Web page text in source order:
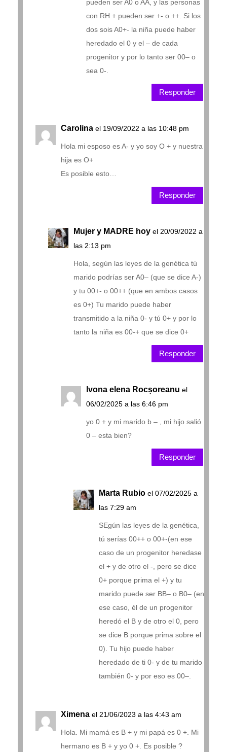
pueden ser A0 o AA, y las personas
con RH + pueden ser +- o ++. Si los
dos sois A0+- la niña puede haber
heredado el 0 y el – de cada
progenitor y por lo tanto ser 00– o
sea 0-.
Responder
Carolina el 19/09/2022 a las 10:48 pm
Hola mi esposo es A- y yo soy O + y nuestra
hija es O+
Es posible esto…
Responder
Mujer y MADRE hoy el 20/09/2022 a
las 2:13 pm
Hola, según las leyes de la genética tú
marido podrías ser A0– (que se dice A-)
y tu 00+- o 00++ (que en ambos casos
es 0+) Tu marido puede haber
transmitido a la niña 0- y tú 0+ y por lo
tanto la niña es 00-+ que se dice 0+
Responder
Ivona elena Rocșoreanu el
06/02/2025 a las 6:46 pm
yo 0 + y mi marido b – , mi hijo salió
0 – esta bien?
Responder
Marta Rubio el 07/02/2025 a
las 7:29 am
SEgún las leyes de la genética,
tú serías 00++ o 00+-(en ese
caso de un progenitor heredase
el + y de otro el -, pero se dice
0+ porque prima el +) y tu
marido puede ser BB– o B0– (en
ese caso, él de un progenitor
heredó el B y de otro el 0, pero
se dice B porque prima sobre el
0). Tu hijo puede haber
heredado de ti 0- y de tu marido
también 0- y por eso es 00–.
Ximena el 21/06/2023 a las 4:43 am
Hola. Mi mamá es B + y mi papá es 0 +. Mi
hermano es B + y yo 0 +. Es posible ?